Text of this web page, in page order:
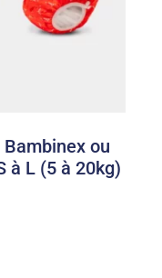
ou
à L (5 à 20kg)